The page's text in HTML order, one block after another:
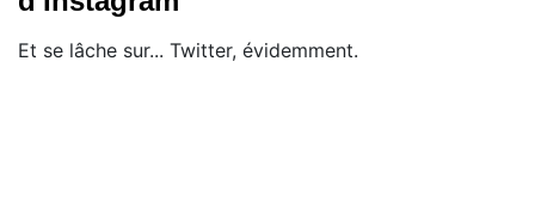
Et se lâche sur... Twitter, évidemment.